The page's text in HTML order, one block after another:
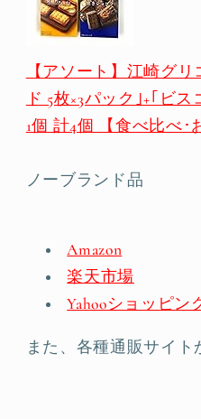
【アソート】江崎グ
ド 5枚×3パック｣+｢ビ
1個 計4個 【食べ比べ･
ノーブランド品
Amazon
楽天市場
Yahooショッピン
また、各種通販サイ